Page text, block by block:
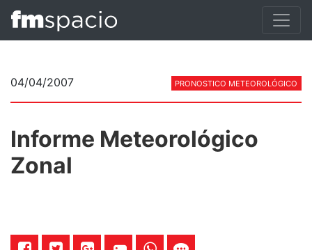
04/04/2007 PRONOSTICO METEOROLÓGICO
Informe Meteorológico
Zonal